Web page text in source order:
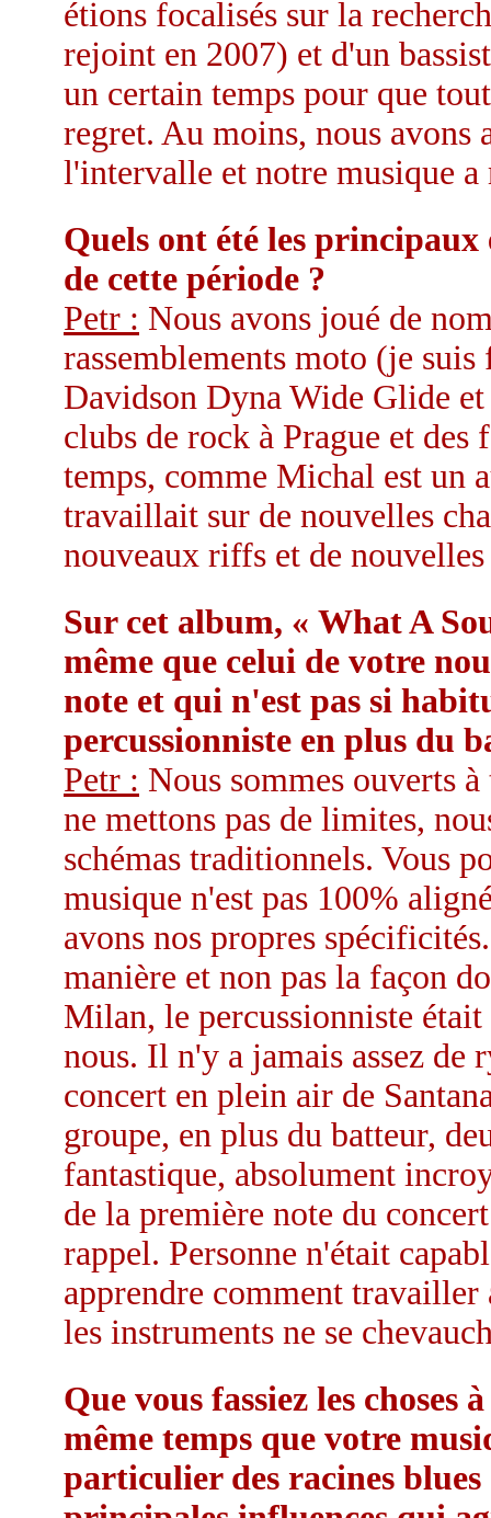
étions focalisés sur la
rejoint en 2007) et d'un
un certain temps pour que
regret. Au moins, nous avons
l'intervalle et notre musique
Quels ont été les principaux
de cette période ?
Petr : Nous avons joué de
rassemblements moto (je
Davidson Dyna Wide Glide
clubs de rock à Prague et
temps, comme Michal est un
travaillait sur de nouvelles
nouveaux riffs et de nouvelles
Sur cet album, « What A
même que celui de votre
note et qui n'est pas si
percussionniste en plus du
Petr : Nous sommes ouverts
ne mettons pas de limites,
schémas traditionnels. Vous
musique n'est pas 100%
avons nos propres
manière et non pas la façon
Milan, le percussionniste
nous. Il n'y a jamais assez de
concert en plein air de
groupe, en plus du batteur,
fantastique, absolument
de la première note du
rappel. Personne n'était
apprendre comment travailler
les instruments ne se
Que vous fassiez les choses
même temps que votre
particulier des racines